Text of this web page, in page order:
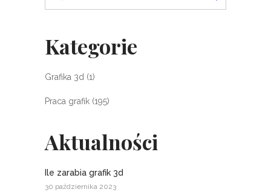
Kategorie
Grafika 3d (1)
Praca grafik (195)
Aktualności
Ile zarabia grafik 3d
30 października 2023